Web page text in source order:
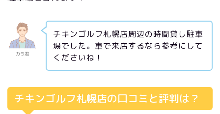
カラ君
チキンゴルフ札幌店周辺の時間貸し駐車
場でした。車で来店するなら参考にして
くださいね！
チキンゴルフ札幌店の口コミと評判は？